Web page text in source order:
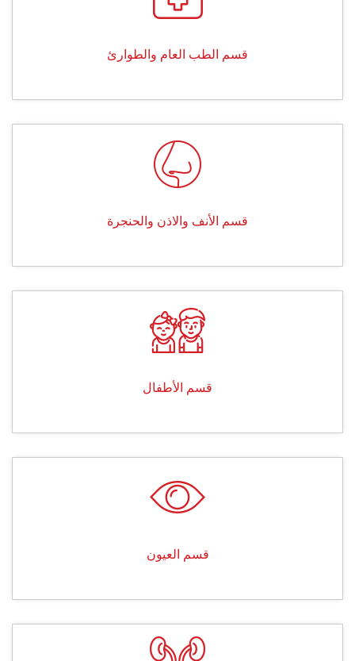
قسم الطب العام والطوارئ
قسم الأنف والاذن والحنجرة
قسم الأطفال
قسم العيون